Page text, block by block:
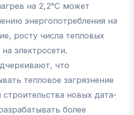
на 2,2°C может
энергопотребления на
росту числа тепловых
электросети.
что
тепловое загрязнение
новых дата-
более